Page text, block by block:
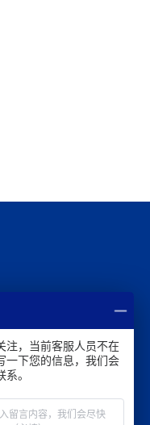
公司
首创空港国
注，当前客服人员不在
一下您的信息，我们会
。